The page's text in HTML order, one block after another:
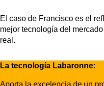
El caso de Francisco es el
mejor tecnología del
real.
La tecnología Labaronne:
Aporta la excelencia de un